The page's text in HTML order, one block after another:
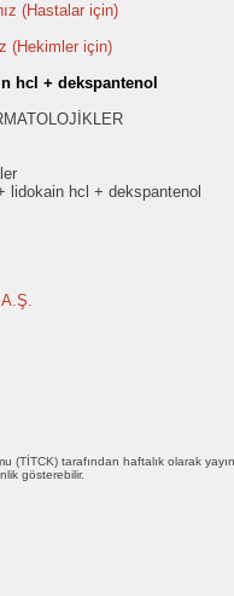
(Hastalar için)
(Hekimler için)
hcl + dekspantenol
lidokain hcl + dekspantenol
(TİTCK) tarafından haftalık olarak
gösterebilir.